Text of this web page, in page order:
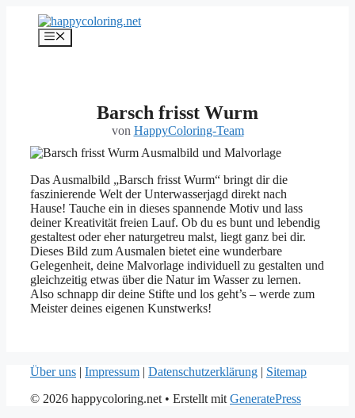
springen
Menü
Barsch frisst Wurm
von HappyColoring-Team
Das Ausmalbild „Barsch frisst Wurm“ bringt dir die
faszinierende Welt der Unterwasserjagd direkt nach
Hause! Tauche ein in dieses spannende Motiv und lass
deiner Kreativität freien Lauf. Ob du es bunt und lebendig
gestaltest oder eher naturgetreu malst, liegt ganz bei dir.
Dieses Bild zum Ausmalen bietet eine wunderbare
Gelegenheit, deine Malvorlage individuell zu gestalten und
gleichzeitig etwas über die Natur im Wasser zu lernen.
Also schnapp dir deine Stifte und los geht’s – werde zum
Meister deines eigenen Kunstwerks!
Über uns | Impressum | Datenschutzerklärung | Sitemap
© 2026 happycoloring.net • Erstellt mit GeneratePress